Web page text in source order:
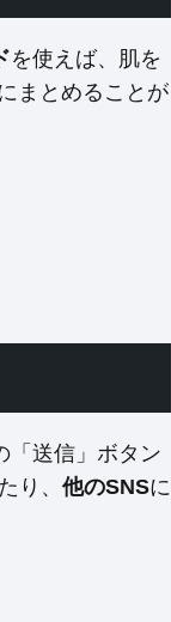
を使えば、肌を
まとめることが
「送信」ボタン
り、 他のSNSに